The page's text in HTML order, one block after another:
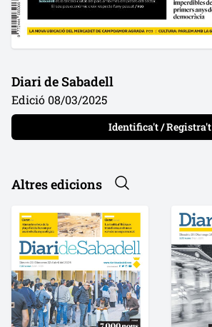
Diari de Sabadell
Edició 08/03/2025
Identifica't / Registra't
Altres edicions